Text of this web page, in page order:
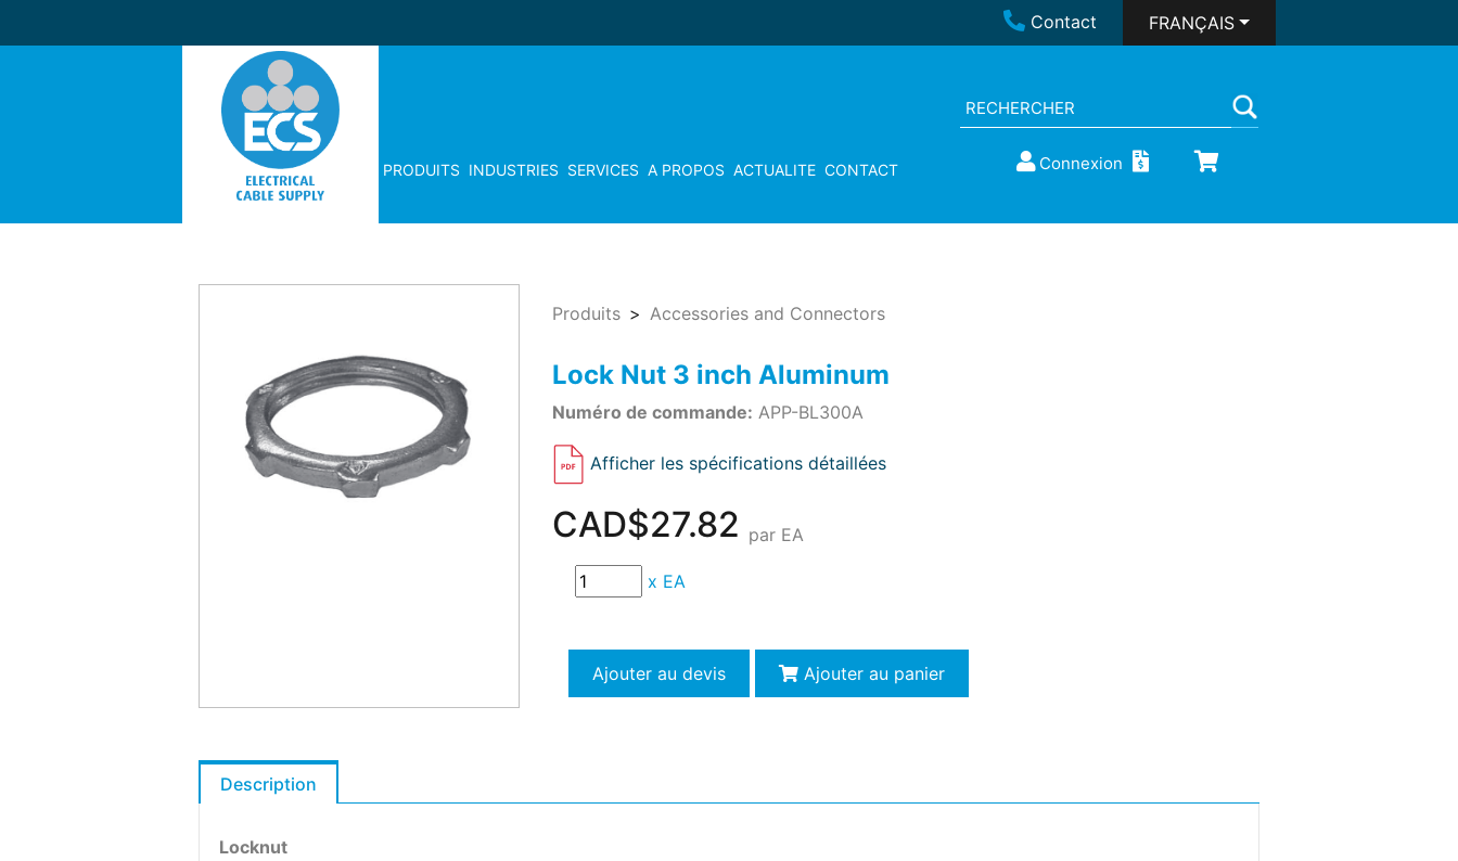
Contact FRANÇAIS
PRODUITS INDUSTRIES SERVICES A PROPOS ACTUALITE CONTACT Connexion
Produits Accessories and Connectors
Lock Nut 3 inch Aluminum
Numéro de commande: APP-BL300A
Afficher les spécifications détaillées
CAD$27.82 par EA
x EA
Ajouter au devis Ajouter au panier
Description
Locknut